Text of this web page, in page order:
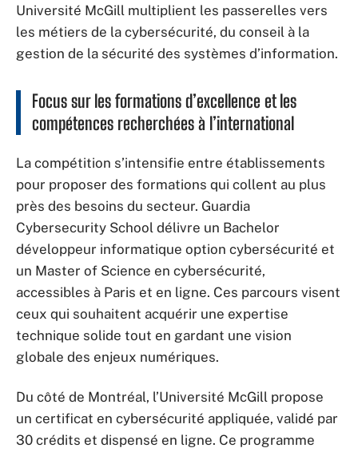
Université McGill multiplient les passerelles vers
les métiers de la cybersécurité, du conseil à la
gestion de la sécurité des systèmes d’information.
Focus sur les formations d’excellence et les
compétences recherchées à l’international
La compétition s’intensifie entre établissements
pour proposer des formations qui collent au plus
près des besoins du secteur. Guardia
Cybersecurity School délivre un Bachelor
développeur informatique option cybersécurité et
un Master of Science en cybersécurité,
accessibles à Paris et en ligne. Ces parcours visent
ceux qui souhaitent acquérir une expertise
technique solide tout en gardant une vision
globale des enjeux numériques.
Du côté de Montréal, l’Université McGill propose
un certificat en cybersécurité appliquée, validé par
30 crédits et dispensé en ligne. Ce programme